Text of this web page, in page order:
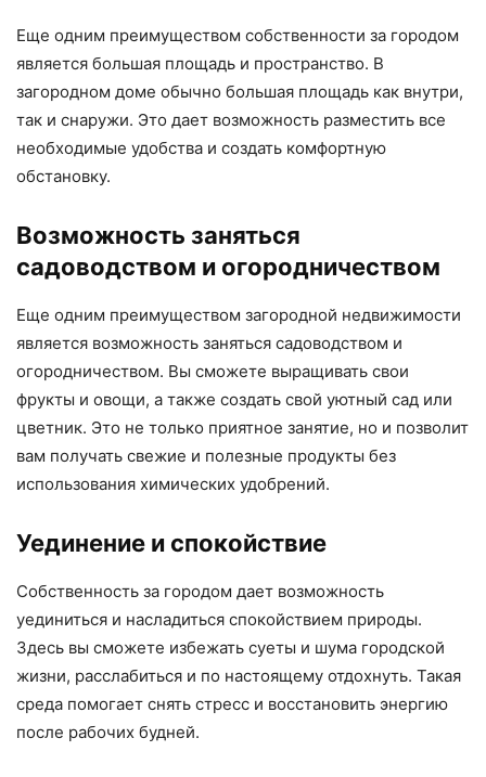
Еще одним преимуществом собственности за городом
является большая площадь и пространство. В
загородном доме обычно большая площадь как внутри,
так и снаружи. Это дает возможность разместить все
необходимые удобства и создать комфортную
обстановку.
Возможность заняться
садоводством и огородничеством
Еще одним преимуществом загородной недвижимости
является возможность заняться садоводством и
огородничеством. Вы сможете выращивать свои
фрукты и овощи, а также создать свой уютный сад или
цветник. Это не только приятное занятие, но и позволит
вам получать свежие и полезные продукты без
использования химических удобрений.
Уединение и спокойствие
Собственность за городом дает возможность
уединиться и насладиться спокойствием природы.
Здесь вы сможете избежать суеты и шума городской
жизни, расслабиться и по настоящему отдохнуть. Такая
среда помогает снять стресс и восстановить энергию
после рабочих будней.